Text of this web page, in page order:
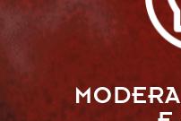
E